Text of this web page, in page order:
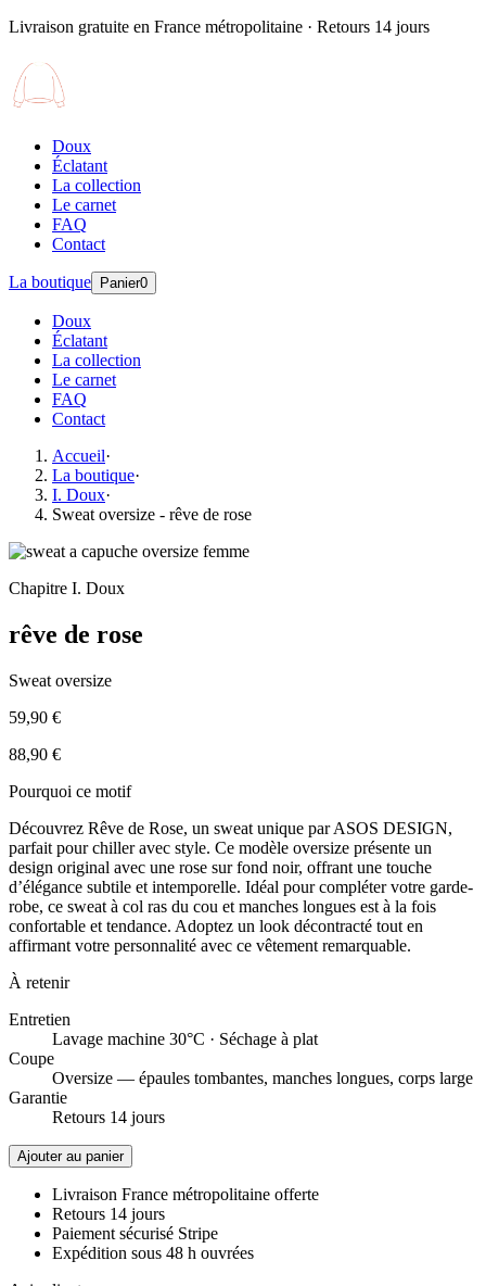
Livraison gratuite en France métropolitaine · Retours 14 jours
Doux
Éclatant
La collection
Le carnet
FAQ
Contact
La boutique Panier0
Doux
Éclatant
La collection
Le carnet
FAQ
Contact
Accueil·
La boutique·
I. Doux·
Sweat oversize - rêve de rose
Chapitre I. Doux
rêve de rose
Sweat oversize
59,90 €
88,90 €
Pourquoi ce motif
Découvrez Rêve de Rose, un sweat unique par ASOS DESIGN,
parfait pour chiller avec style. Ce modèle oversize présente un
design original avec une rose sur fond noir, offrant une touche
d’élégance subtile et intemporelle. Idéal pour compléter votre garde-
robe, ce sweat à col ras du cou et manches longues est à la fois
confortable et tendance. Adoptez un look décontracté tout en
affirmant votre personnalité avec ce vêtement remarquable.
À retenir
Entretien
Lavage machine 30°C · Séchage à plat
Coupe
Oversize — épaules tombantes, manches longues, corps large
Garantie
Retours 14 jours
Ajouter au panier
Livraison France métropolitaine offerte
Retours 14 jours
Paiement sécurisé Stripe
Expédition sous 48 h ouvrées